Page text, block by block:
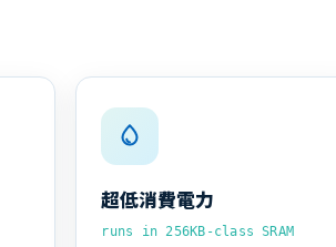
超低消費電力
runs in 256KB-class SRAM